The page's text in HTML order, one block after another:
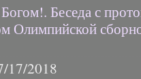
Беседа с
Олимпийской
17/2018